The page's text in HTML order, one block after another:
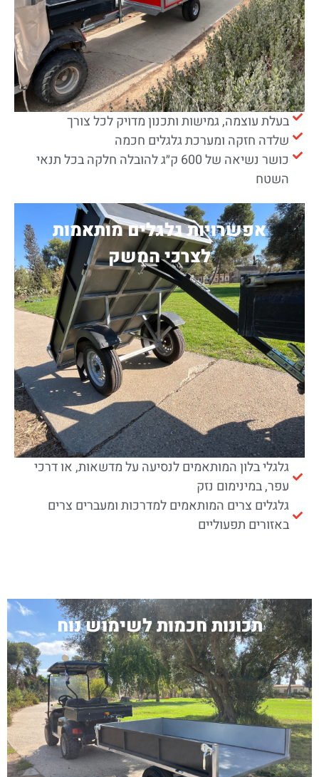
בעלת עוצמה, גמישות ותכנון מדויק לכל צורך
שלדה חזקה ומערכת גלגלים חכמה
כושר נשיאה של 600 ק״ג להובלה חלקה בכל תנאי
השטח
אפשרויות גלגלים מותאמות
לצרכי המשק
גלגלי בלון המותאמים לנסיעה על מדשאות, או דרכי
עפר, במינימום נזק
גלגלים צרים המותאמים למדרכות ומעברים צרים
באזורים תפעוליים
תכונות חכמות לשימוש נוח